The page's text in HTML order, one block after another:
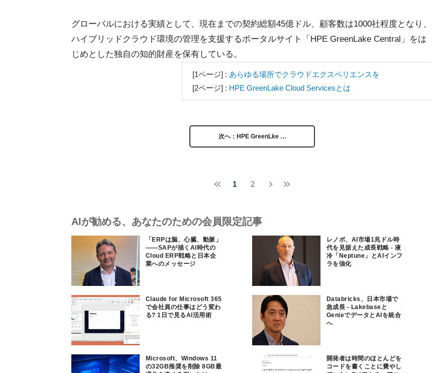
グローバルにおける実績として、現在までの契約総額45億ドル、顧客数は1000社程度となり、
ハイブリッドクラウド環境の管理を支援するポータルサイト「HPE GreenLake Central」をは
じめとした独自の知的財産を保有している。
[1ページ] : あらゆる場所でクラウドエクスペリエンスを
[2ページ] : HPE GreenLake Cloud Servicesとは
次へ：HPE GreenLke …
1 2
AIが勧める、あなたのための会員限定記事
「ERPは脳、心臓、動脈」
――SAPが描くAI時代の
Cloud ERP戦略と日本企
業へのメッセージ
レノボ、AI市場1兆ドル時
代を見据えた成長戦略 - 液
冷「Neptune」とAIインフ
ラを強化
Claude for Microsoft 365
で会社員の仕事はどう変わ
る? 1日で見るAI活用術
Databricks、日本市場で
急成長 - Lakebaseと
GenieでデータとAIを統合
へ
Microsoft、Windows 11
の32GB推奨を削除 8GB最
開発者は時間のほとんどを
コードを書くことに費やし